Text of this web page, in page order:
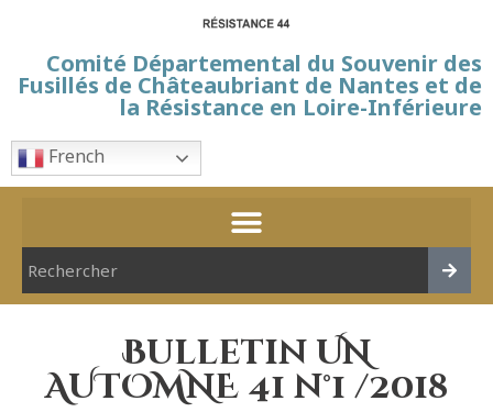
Comité Départemental du Souvenir des
Fusillés de Châteaubriant de Nantes et de
la Résistance en Loire-Inférieure
French
Bulletin UN
AUTOMNE 41 n°1 /2018